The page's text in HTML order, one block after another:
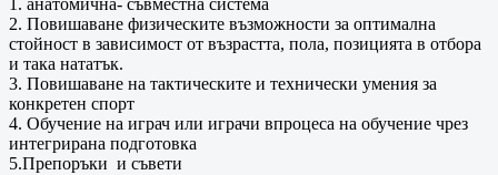
1. анатомична- съвместна система
2. Повишаване физическите възможности за оптимална
стойност в зависимост от възрастта, пола, позицията в отбора
и така нататък.
3. Повишаване на тактическите и технически умения за
конкретен спорт
4. Обучение на играч или играчи впроцеса на обучение чрез
интегрирана подготовка
5.Препоръки и съвети